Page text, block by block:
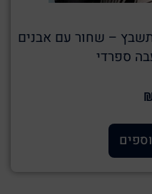
100% צמר תשבץ – שחור עם אבנים
ספרדי